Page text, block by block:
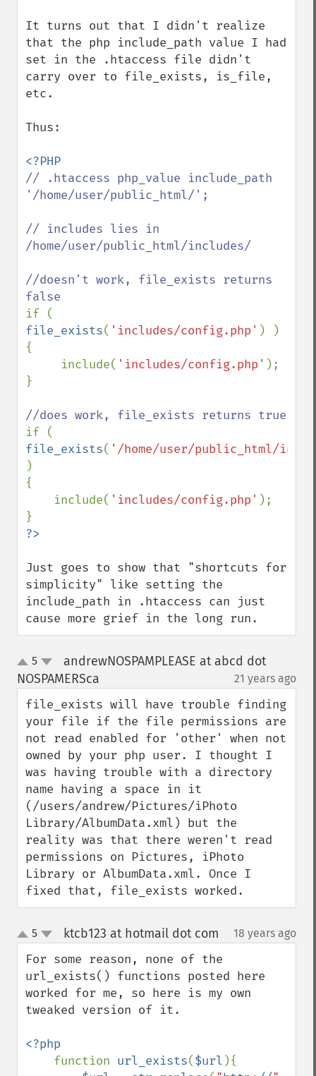
It turns out that I didn't realize
that the php include_path value I had
set in the .htaccess file didn't
carry over to file_exists, is_file,
etc.
Thus:
// .htaccess php_value include_path
'/home/user/public_html/';
// includes lies in
/home/user/public_html/includes/
//doesn't work, file_exists returns
file_exists( 'includes/config.php' ) )
{
     include(
'includes/config.php' );
}
file_exists( '/home/user/public_html/
)
{
    include(
'includes/config.php' );
Just goes to show that "shortcuts for
simplicity" like setting the
include_path in .htaccess can just
cause more grief in the long run.
up
down
5
andrewNOSPAMPLEASE at abcd dot
NOSPAMERSca
21 years ago
file_exists will have trouble finding
your file if the file permissions are
not read enabled for 'other' when not
owned by your php user. I thought I
was having trouble with a directory
name having a space in it
(/users/andrew/Pictures/iPhoto
Library/AlbumData.xml) but the
reality was that there weren't read
permissions on Pictures, iPhoto
Library or AlbumData.xml. Once I
fixed that, file_exists worked.
up
down
5 ktcb123 at hotmail dot com 18 years ago
For some reason, none of the
url_exists() functions posted here
worked for me, so here is my own
tweaked version of it.
<?php
function url_exists($url ){